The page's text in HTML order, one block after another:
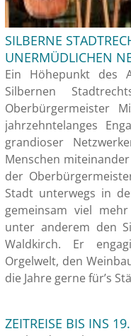
SILBERNE
UNERMÜDLICHEN
Ein Höhepunkt des
Silbernen
Oberbürgermeister
jahrzehntelanges
grandioser
Menschen
der
Stadt unterwegs in
gemeinsam viel
unter anderem den
Waldkirch. Er
Orgelwelt, den
die Jahre gerne für’s
ZEITREISE BIS INS